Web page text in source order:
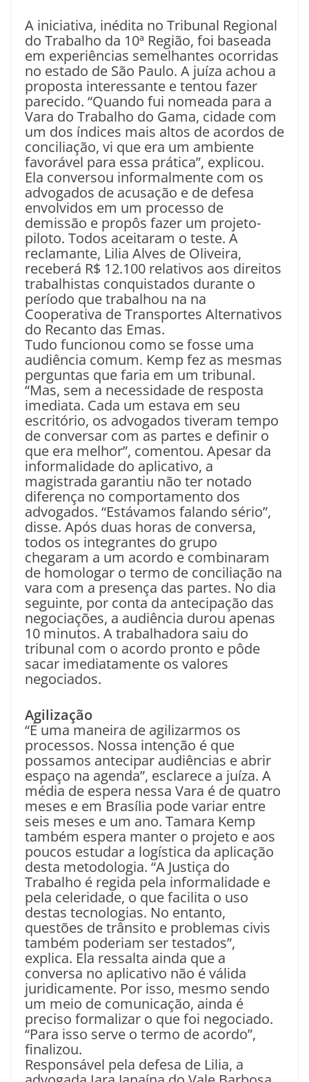
A iniciativa, inédita no Tribunal Regional
do Trabalho da 10ª Região, foi baseada
em experiências semelhantes ocorridas
no estado de São Paulo. A juíza achou a
proposta interessante e tentou fazer
parecido. “Quando fui nomeada para a
Vara do Trabalho do Gama, cidade com
um dos índices mais altos de acordos de
conciliação, vi que era um ambiente
favorável para essa prática”, explicou.
Ela conversou informalmente com os
advogados de acusação e de defesa
envolvidos em um processo de
demissão e propôs fazer um projeto-
piloto. Todos aceitaram o teste. A
reclamante, Lilia Alves de Oliveira,
receberá R$ 12.100 relativos aos direitos
trabalhistas conquistados durante o
período que trabalhou na na
Cooperativa de Transportes Alternativos
do Recanto das Emas.
Tudo funcionou como se fosse uma
audiência comum. Kemp fez as mesmas
perguntas que faria em um tribunal.
“Mas, sem a necessidade de resposta
imediata. Cada um estava em seu
escritório, os advogados tiveram tempo
de conversar com as partes e definir o
que era melhor”, comentou. Apesar da
informalidade do aplicativo, a
magistrada garantiu não ter notado
diferença no comportamento dos
advogados. “Estávamos falando sério”,
disse. Após duas horas de conversa,
todos os integrantes do grupo
chegaram a um acordo e combinaram
de homologar o termo de conciliação na
vara com a presença das partes. No dia
seguinte, por conta da antecipação das
negociações, a audiência durou apenas
10 minutos. A trabalhadora saiu do
tribunal com o acordo pronto e pôde
sacar imediatamente os valores
negociados.
Agilização
“É uma maneira de agilizarmos os
processos. Nossa intenção é que
possamos antecipar audiências e abrir
espaço na agenda”, esclarece a juíza. A
média de espera nessa Vara é de quatro
meses e em Brasília pode variar entre
seis meses e um ano. Tamara Kemp
também espera manter o projeto e aos
poucos estudar a logística da aplicação
desta metodologia. “A Justiça do
Trabalho é regida pela informalidade e
pela celeridade, o que facilita o uso
destas tecnologias. No entanto,
questões de trânsito e problemas civis
também poderiam ser testados”,
explica. Ela ressalta ainda que a
conversa no aplicativo não é válida
juridicamente. Por isso, mesmo sendo
um meio de comunicação, ainda é
preciso formalizar o que foi negociado.
“Para isso serve o termo de acordo”,
finalizou.
Responsável pela defesa de Lilia, a